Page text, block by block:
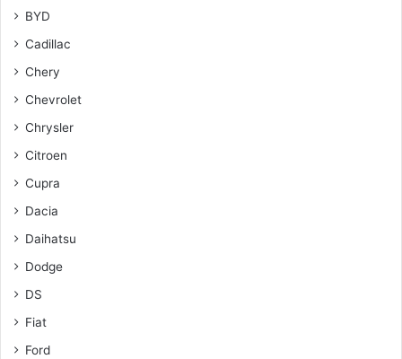
BYD
Cadillac
Chery
Chevrolet
Chrysler
Citroen
Cupra
Dacia
Daihatsu
Dodge
DS
Fiat
Ford